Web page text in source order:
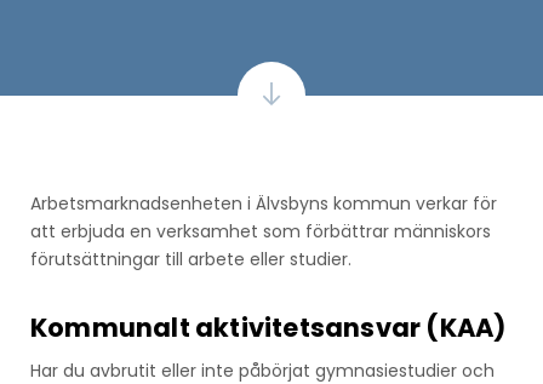
Arbetsmarknadsenheten i Älvsbyns kommun verkar för
att erbjuda en verksamhet som förbättrar människors
förutsättningar till arbete eller studier.
Kommunalt aktivitetsansvar (KAA)
Har du avbrutit eller inte påbörjat gymnasiestudier och